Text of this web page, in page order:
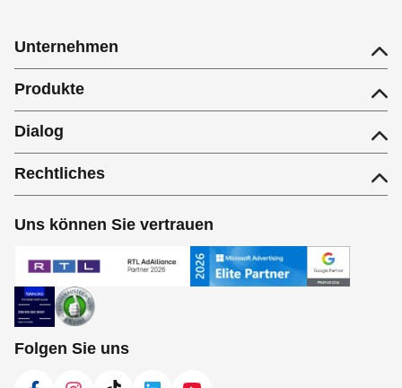
Unternehmen
Produkte
Dialog
Rechtliches
Uns können Sie vertrauen
Folgen Sie uns